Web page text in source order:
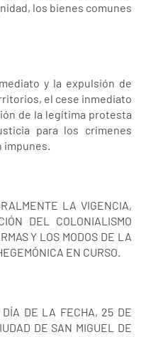
los bienes comunes
y la expulsión de
el cese inmediato
de la legítima protesta
para los crímenes
impunes.
LA VIGENCIA,
DEL COLONIALISMO
Y LOS MODOS DE LA
EN CURSO.
DE LA FECHA, 25 DE
DE SAN MIGUEL DE